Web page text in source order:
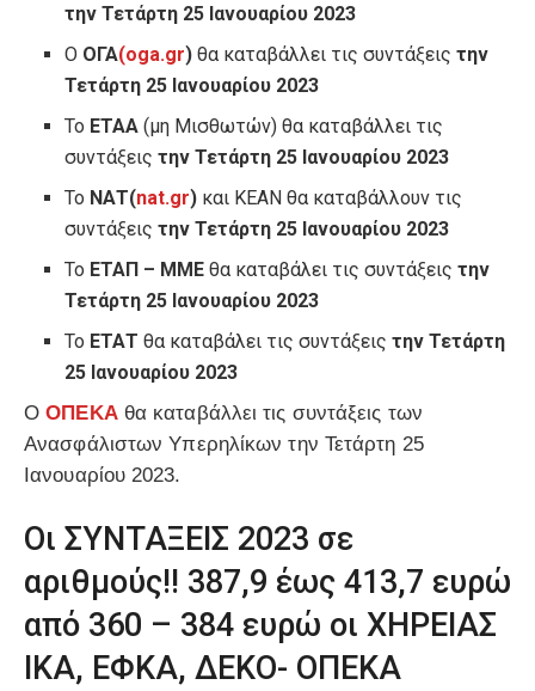
την Τετάρτη 25 Ιανουαρίου 2023
Ο ΟΓΑ(oga.gr) θα καταβάλλει τις συντάξειςτην
Τετάρτη 25 Ιανουαρίου 2023
Το ΕΤΑΑ (μη Μισθωτών) θα καταβάλλει τις
συντάξειςτην Τετάρτη 25 Ιανουαρίου 2023
Το ΝΑΤ(nat.gr) και ΚΕΑΝ θα καταβάλλουν τις
συντάξειςτην Τετάρτη 25 Ιανουαρίου 2023
Το ΕΤΑΠ – ΜΜΕ θα καταβάλει τις συντάξειςτην
Τετάρτη 25 Ιανουαρίου 2023
Το ΕΤΑΤ θα καταβάλει τις συντάξειςτην Τετάρτη
25 Ιανουαρίου 2023
ΟΟΠΕΚΑθα καταβάλλει τις συντάξεις των
Ανασφάλιστων Υπερηλίκων την Τετάρτη 25
Ιανουαρίου 2023.
Οι ΣΥΝΤΑΞΕΙΣ 2023 σε
αριθμούς!! 387,9 έως 413,7 ευρώ
από 360 – 384 ευρώ οι ΧΗΡΕΙΑΣ
ΙΚΑ, ΕΦΚΑ, ΔΕΚΟ- ΟΠΕΚΑ